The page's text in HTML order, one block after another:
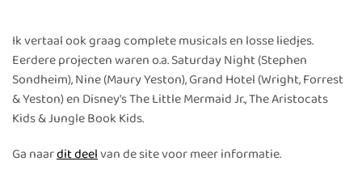
Ik vertaal ook graag complete musicals en losse liedjes.
Eerdere projecten waren o.a. Saturday Night (Stephen
Sondheim), Nine (Maury Yeston), Grand Hotel (Wright, Forrest
& Yeston) en Disney's The Little Mermaid Jr., The Aristocats
Kids & Jungle Book Kids.
Ga naardit deelvan de site voor meer informatie.